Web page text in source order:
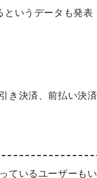
というデータも発表
き決済、前払い決済
ているユーザーもい